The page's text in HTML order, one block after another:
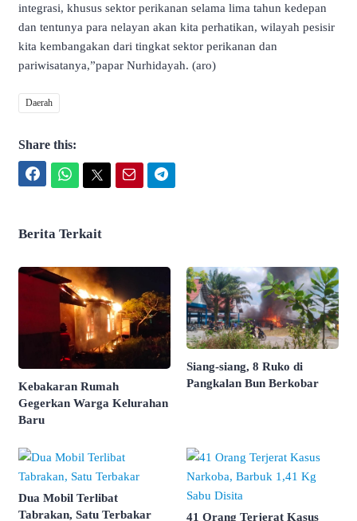
integrasi, khusus sektor perikanan selama lima tahun kedepan
dan tentunya para nelayan akan kita perhatikan, wilayah pesisir
kita kembangakan dari tingkat sektor perikanan dan
pariwisatanya,”papar Nurhidayah. (aro)
Daerah
Share this:
Berita Terkait
Kebakaran Rumah
Gegerkan Warga Kelurahan
Baru
Siang-siang, 8 Ruko di
Pangkalan Bun Berkobar
Dua Mobil Terlibat
Tabrakan, Satu Terbakar
41 Orang Terjerat Kasus